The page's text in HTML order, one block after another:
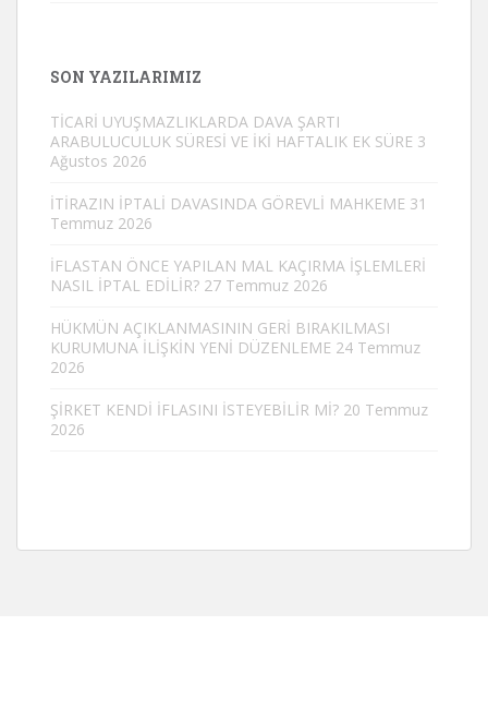
SON YAZILARIMIZ
TİCARİ UYUŞMAZLIKLARDA DAVA ŞARTI
ARABULUCULUK SÜRESİ VE İKİ HAFTALIK EK SÜRE 3
Ağustos 2026
İTİRAZIN İPTALİ DAVASINDA GÖREVLİ MAHKEME 31
Temmuz 2026
İFLASTAN ÖNCE YAPILAN MAL KAÇIRMA İŞLEMLERİ
NASIL İPTAL EDİLİR? 27 Temmuz 2026
HÜKMÜN AÇIKLANMASININ GERİ BIRAKILMASI
KURUMUNA İLİŞKİN YENİ DÜZENLEME 24 Temmuz
2026
ŞİRKET KENDİ İFLASINI İSTEYEBİLİR Mİ? 20 Temmuz
2026